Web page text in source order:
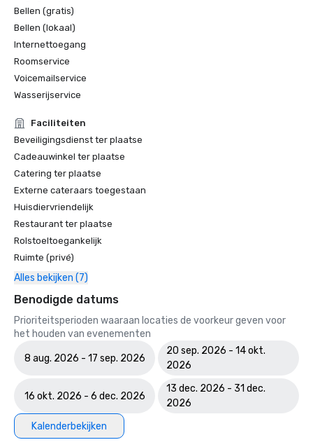
Bellen (gratis)
Bellen (lokaal)
Internettoegang
Roomservice
Voicemailservice
Wasserijservice
Faciliteiten
Beveiligingsdienst ter plaatse
Cadeauwinkel ter plaatse
Catering ter plaatse
Externe cateraars toegestaan
Huisdiervriendelijk
Restaurant ter plaatse
Rolstoeltoegankelijk
Ruimte (privé)
Alles bekijken (7)
Benodigde datums
Prioriteitsperioden waaraan locaties de voorkeur geven voor
het houden van evenementen
8 aug. 2026 - 17 sep. 2026
20 sep. 2026 - 14 okt.
2026
16 okt. 2026 - 6 dec. 2026
13 dec. 2026 - 31 dec.
2026
Kalenderbekijken